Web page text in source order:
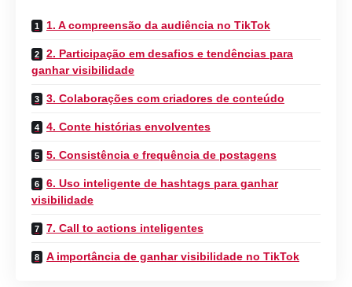
1. A compreensão da audiência no TikTok
2. Participação em desafios e tendências para
ganhar visibilidade
3. Colaborações com criadores de conteúdo
4. Conte histórias envolventes
5. Consistência e frequência de postagens
6. Uso inteligente de hashtags para ganhar
visibilidade
7. Call to actions inteligentes
A importância de ganhar visibilidade no TikTok